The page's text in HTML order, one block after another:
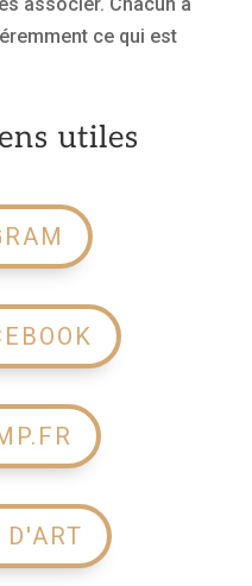
ce qui est
utiles
D'ART